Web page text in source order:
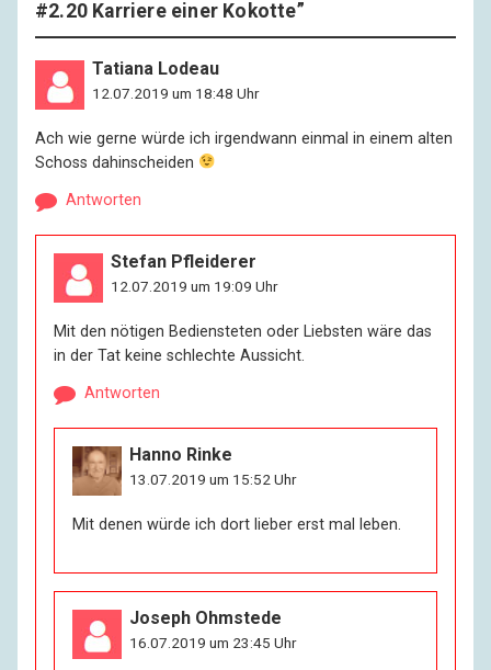
#2.20 Karriere einer Kokotte”
Tatiana Lodeau
12.07.2019 um 18:48 Uhr
Ach wie gerne würde ich irgendwann einmal in einem alten
Schoss dahinscheiden
Antworten
Stefan Pfleiderer
12.07.2019 um 19:09 Uhr
Mit den nötigen Bediensteten oder Liebsten wäre das
in der Tat keine schlechte Aussicht.
Antworten
Hanno Rinke
13.07.2019 um 15:52 Uhr
Mit denen würde ich dort lieber erst mal leben.
Joseph Ohmstede
16.07.2019 um 23:45 Uhr